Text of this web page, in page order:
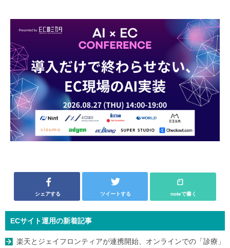
シェアする ツイートする noteで書く
ECサイト運用の新着記事
楽天とジェイフロンティアが連携開始、オンラインでの「診療」